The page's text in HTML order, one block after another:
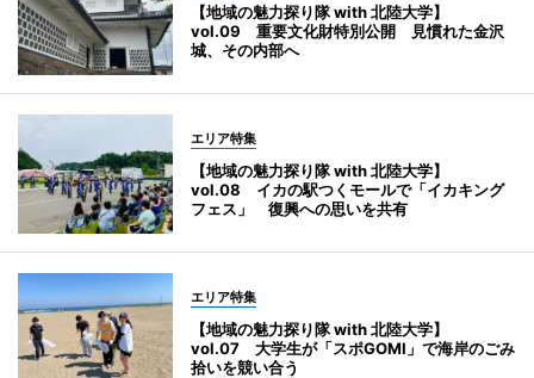
【地域の魅力探り隊 with 北陸大学】
vol.09 重要文化財特別公開 見慣れた金沢
城、その内部へ
エリア特集
【地域の魅力探り隊 with 北陸大学】
vol.08 イカの駅つくモールで「イカキング
フェス」 復興への思いを共有
エリア特集
【地域の魅力探り隊 with 北陸大学】
vol.07 大学生が「スポGOMI」で海岸のごみ
拾いを競い合う